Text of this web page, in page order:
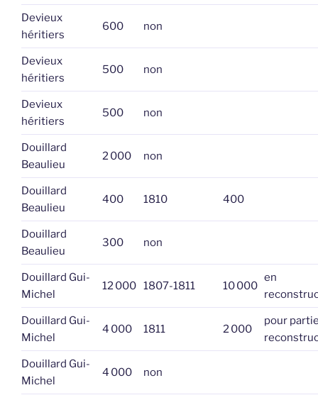
Devieux
héritiers
600 non
Devieux
héritiers
500 non
Devieux
héritiers
500 non
Douillard
Beaulieu
2 000 non
Douillard
Beaulieu
400 1810 400
Douillard
Beaulieu
300 non
Douillard Gui-
Michel
12 000 1807-1811 10 000
en
Douillard Gui-
Michel
4 000 1811 2 000
pour
Douillard Gui-
Michel
4 000 non